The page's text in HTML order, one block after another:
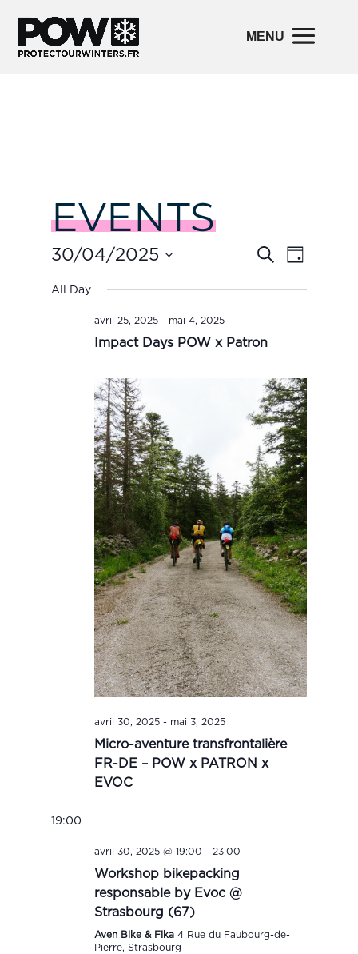
EVENTS
Events
Search
Views
SearchEvent
Views
Day
30/04/2025
All Day
avril 25, 2025 - mai 4, 2025
Impact Days POW x Patron
avril 30, 2025 - mai 3, 2025
Micro-aventure transfrontalière
FR-DE – POW x PATRON x
EVOC
19:00
avril 30, 2025 @ 19:00 - 23:00
Workshop bikepacking
responsable by Evoc @
Strasbourg (67)
Aven Bike & Fika4 Rue du Faubourg-de-
Pierre, Strasbourg